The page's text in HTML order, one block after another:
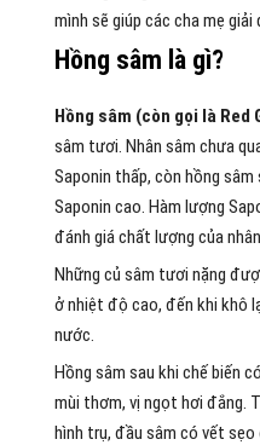
mình sẽ giúp các cha mẹ
Hồng sâm là gì?
Hồng sâm (còn gọi là Red
sâm tươi. Nhân sâm chưa
Saponin thấp, còn hồng
Saponin cao. Hàm lượng
đánh giá chất lượng của
Những củ sâm tươi nặng
ở nhiệt độ cao, đến khi khô
nước.
Hồng sâm sau khi chế biến
mùi thơm, vị ngọt hơi đắng.
hình trụ, đầu sâm có vết sẹo